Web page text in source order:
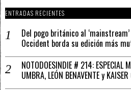
ENTRADAS RECIENTES
Del pogo británico al
Occident borda su edición más
NOTODOESINDIE # 214: ESPECIAL
UMBRA, LEÓN BENAVENTE y KAISER